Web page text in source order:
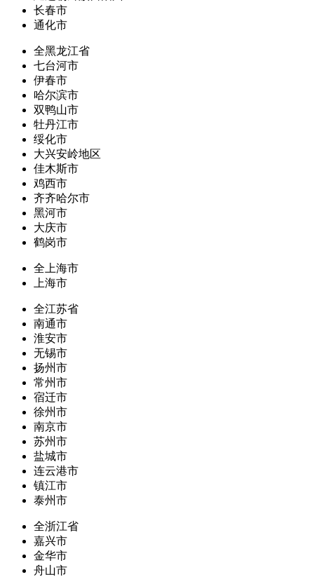
长春市
通化市
全黑龙江省
七台河市
伊春市
哈尔滨市
双鸭山市
牡丹江市
绥化市
大兴安岭地区
佳木斯市
鸡西市
齐齐哈尔市
黑河市
大庆市
鹤岗市
全上海市
上海市
全江苏省
南通市
淮安市
无锡市
扬州市
常州市
宿迁市
徐州市
南京市
苏州市
盐城市
连云港市
镇江市
泰州市
全浙江省
嘉兴市
金华市
舟山市